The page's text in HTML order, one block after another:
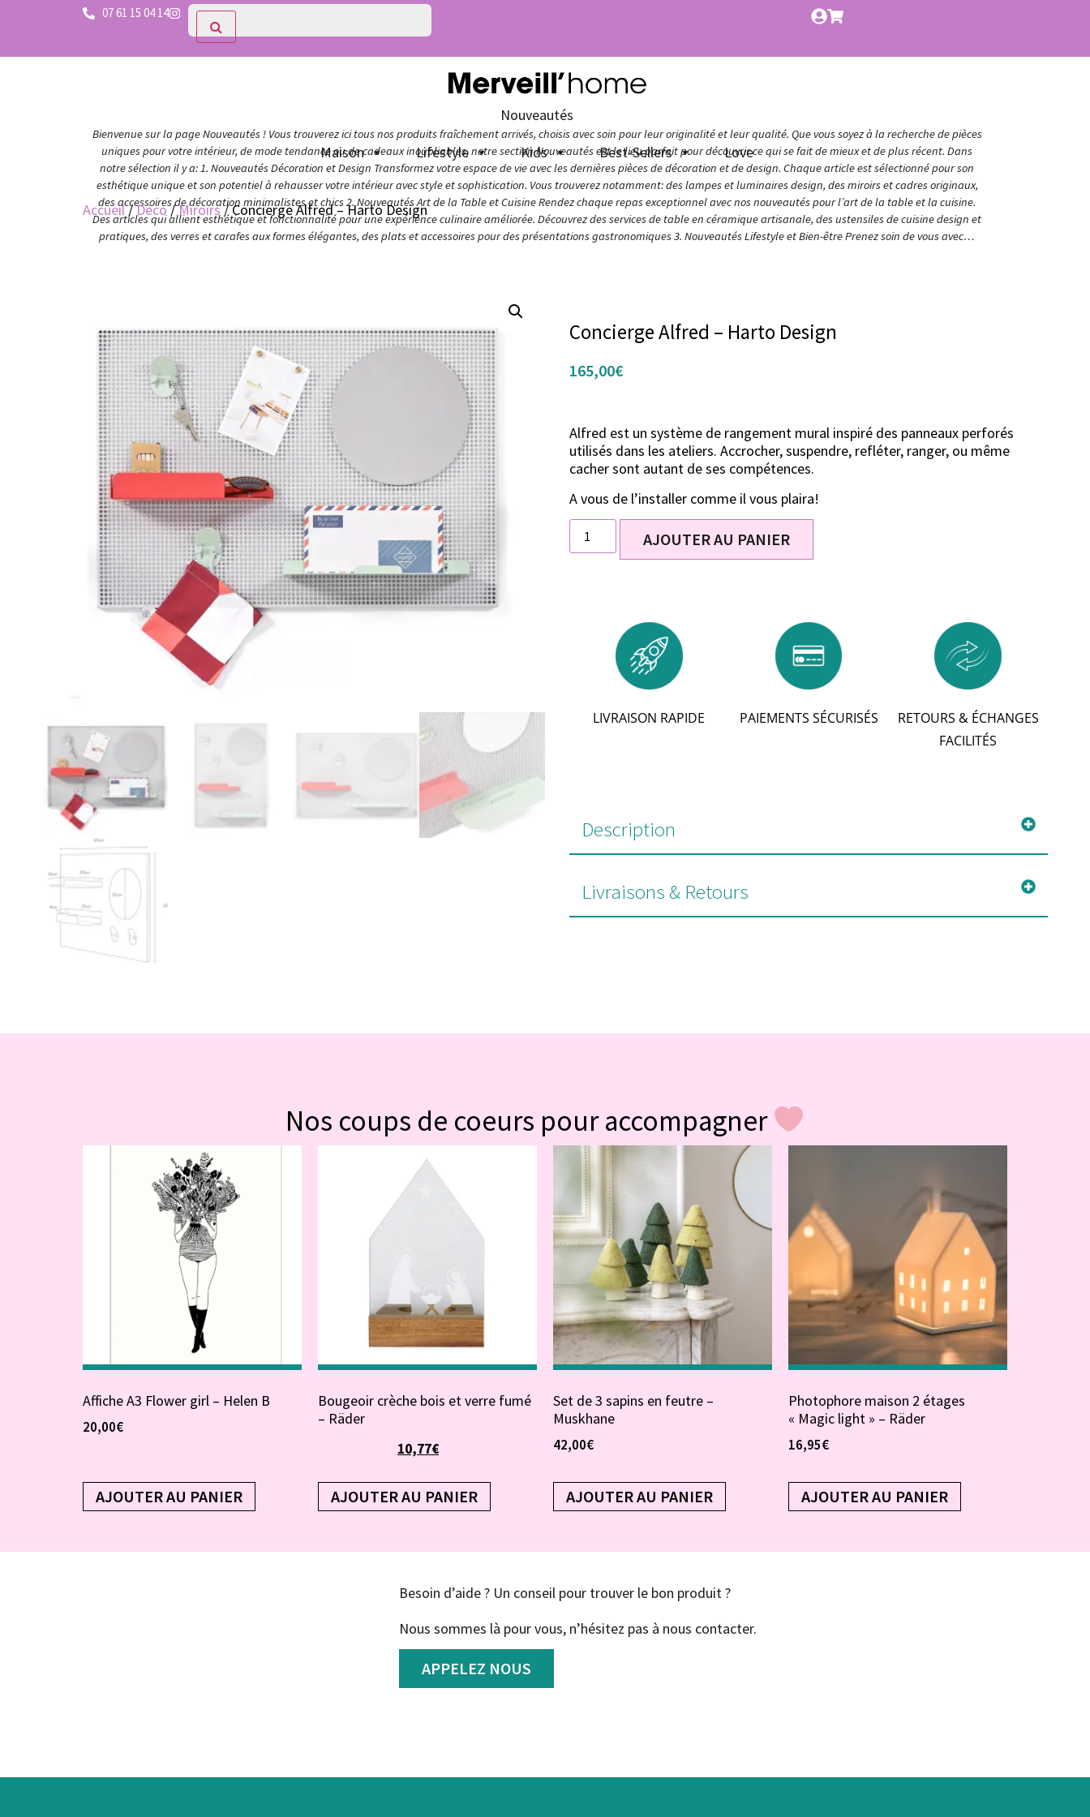
07 61 15 04 14
Nouveautés
Bienvenue sur la page Nouveautés ! Vous trouverez ici tous nos produits fraîchement arrivés, choisis avec soin pour leur originalité et leur qualité. Que vous soyez à la recherche de pièces
uniques pour votre intérieur, de mode tendance ou de cadeaux inoubliables, notre section Nouveautés est le lieu parfait pour découvrir ce qui se fait de mieux et de plus récent. Dans
notre sélection il y a: 1. Nouveautés Décoration et Design Transformez votre espace de vie avec les dernières pièces de décoration et de design. Chaque article est sélectionné pour son
esthétique unique et son potentiel à rehausser votre intérieur avec style et sophistication. Vous trouverez notamment: des lampes et luminaires design, des miroirs et cadres originaux,
des accessoires de décoration minimalistes et chics 2. Nouveautés Art de la Table et Cuisine Rendez chaque repas exceptionnel avec nos nouveautés pour l’art de la table et la cuisine.
Des articles qui allient esthétique et fonctionnalité pour une expérience culinaire améliorée. Découvrez des services de table en céramique artisanale, des ustensiles de cuisine design et
pratiques, des verres et carafes aux formes élégantes, des plats et accessoires pour des présentations gastronomiques 3. Nouveautés Lifestyle et Bien-être Prenez soin de vous avec…
Maison Lifestyle Kids Best-Sellers Love
Accueil/Déco/Miroirs/ Concierge Alfred – Harto Design
Concierge Alfred – Harto Design
165,00€
Alfred est un système de rangement mural inspiré des panneaux perforés
utilisés dans les ateliers. Accrocher, suspendre, refléter, ranger, ou même
cacher sont autant de ses compétences.
A vous de l’installer comme il vous plaira!
AJOUTER AU PANIER
LIVRAISON RAPIDE PAIEMENTS SÉCURISÉS
RETOURS & ÉCHANGES
FACILITÉS
Description
Livraisons & Retours
Nos coups de coeurs pour accompagner
Affiche A3 Flower girl – Helen B
20,00€
AJOUTER AU PANIER
Bougeoir crèche bois et verre fumé
– Räder
10,77€
AJOUTER AU PANIER
Set de 3 sapins en feutre –
Muskhane
42,00€
AJOUTER AU PANIER
Photophore maison 2 étages
« Magic light » – Räder
16,95€
AJOUTER AU PANIER
Besoin d’aide ? Un conseil pour trouver le bon produit ?
Nous sommes là pour vous, n’hésitez pas à nous contacter.
APPELEZ NOUS